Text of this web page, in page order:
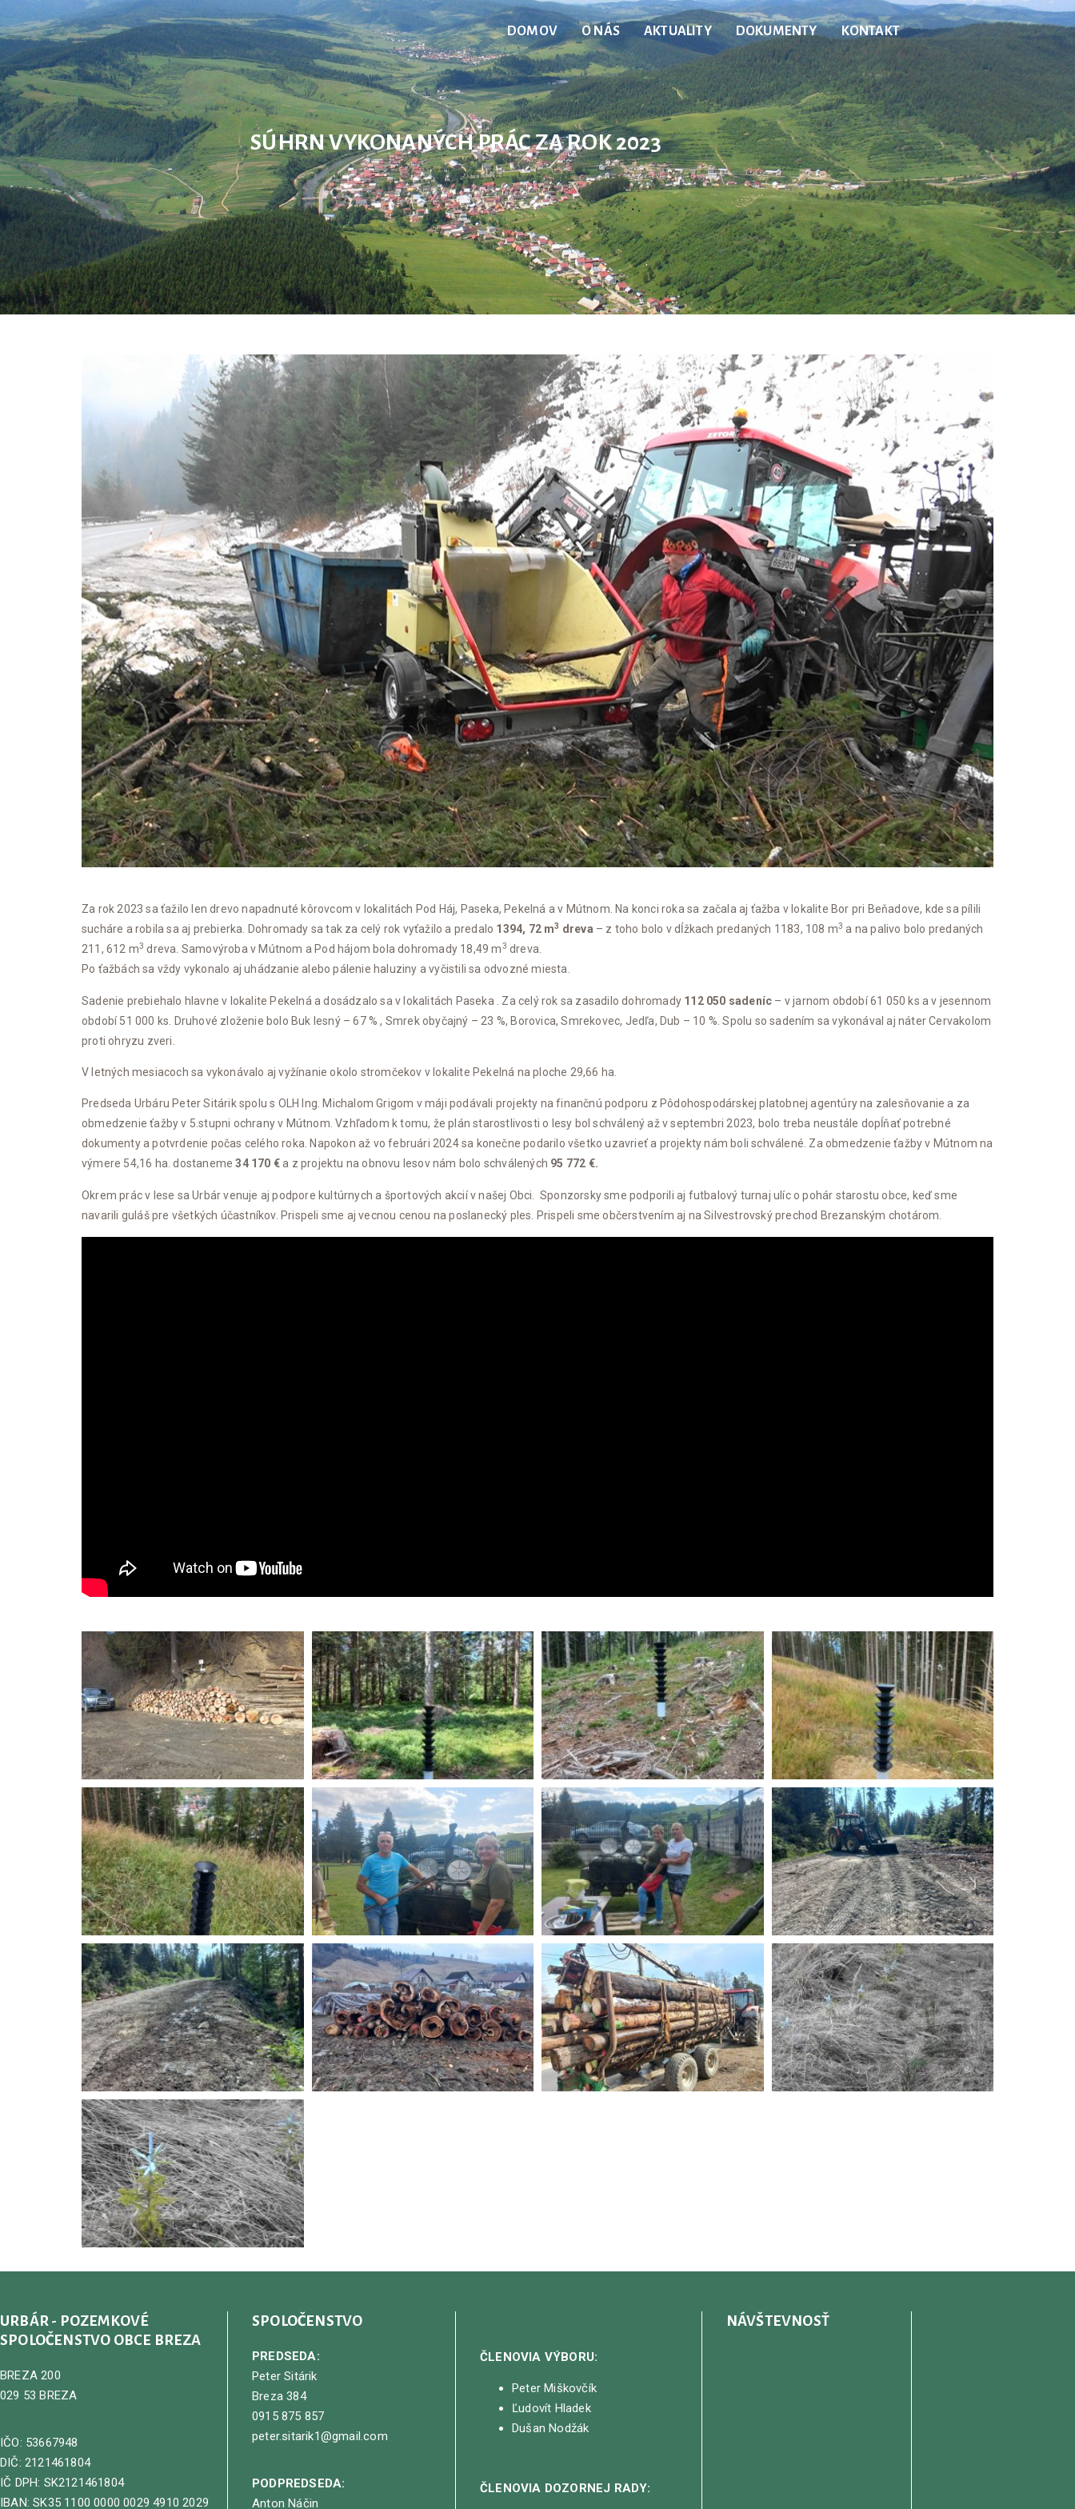
DOMOV O NÁS AKTUALITY DOKUMENTY KONTAKT
SÚHRN VYKONANÝCH PRÁC ZA ROK 2023
Za rok 2023 sa ťažilo len drevo napadnuté kôrovcom v lokalitách Pod Háj, Paseka, Pekelná a v Mútnom. Na konci roka sa začala aj ťažba v lokalite Bor pri Beňadove, kde sa pílili
sucháre a robila sa aj prebierka. Dohromady sa tak za celý rok vyťažilo a predalo 1394, 72 m3 dreva – z toho bolo v dĺžkach predaných 1183, 108 m3 a na palivo bolo predaných
211, 612 m3 dreva. Samovýroba v Mútnom a Pod hájom bola dohromady 18,49 m3 dreva.
Po ťažbách sa vždy vykonalo aj uhádzanie alebo pálenie haluziny a vyčistili sa odvozné miesta.
Sadenie prebiehalo hlavne v lokalite Pekelná a dosádzalo sa v lokalitách Paseka . Za celý rok sa zasadilo dohromady 112 050 sadeníc – v jarnom období 61 050 ks a v jesennom
období 51 000 ks. Druhové zloženie bolo Buk lesný – 67 % , Smrek obyčajný – 23 %, Borovica, Smrekovec, Jedľa, Dub – 10 %. Spolu so sadením sa vykonával aj náter Cervakolom
proti ohryzu zveri.
V letných mesiacoch sa vykonávalo aj vyžínanie okolo stromčekov v lokalite Pekelná na ploche 29,66 ha.
Predseda Urbáru Peter Sitárik spolu s OLH Ing. Michalom Grigom v máji podávali projekty na finančnú podporu z Pôdohospodárskej platobnej agentúry na zalesňovanie a za
obmedzenie ťažby v 5.stupni ochrany v Mútnom. Vzhľadom k tomu, že plán starostlivosti o lesy bol schválený až v septembri 2023, bolo treba neustále dopĺňať potrebné
dokumenty a potvrdenie počas celého roka. Napokon až vo februári 2024 sa konečne podarilo všetko uzavrieť a projekty nám boli schválené. Za obmedzenie ťažby v Mútnom na
výmere 54,16 ha. dostaneme 34 170 €a z projektu na obnovu lesov nám bolo schválených 95 772 €.
Okrem prác v lese sa Urbár venuje aj podpore kultúrnych a športových akcií v našej Obci. Sponzorsky sme podporili aj futbalový turnaj ulíc o pohár starostu obce, keď sme
navarili guláš pre všetkých účastníkov. Prispeli sme aj vecnou cenou na poslanecký ples. Prispeli sme občerstvením aj na Silvestrovský prechod Brezanským chotárom.
URBÁR - POZEMKOVÉ
SPOLOČENSTVO OBCE BREZA
BREZA 200
029 53 BREZA
IČO: 53667948
DIČ: 2121461804
IČ DPH: SK2121461804
IBAN: SK35 1100 0000 0029 4910 2029
SPOLOČENSTVO
PREDSEDA:
Peter Sitárik
Breza 384
0915 875 857
peter.sitarik1@gmail.com
PODPREDSEDA:
Anton Náčin
ČLENOVIA VÝBORU:
Peter Miškovčík
Ľudovít Hladek
Dušan Nodžák
ČLENOVIA DOZORNEJ RADY:
NÁVŠTEVNOSŤ